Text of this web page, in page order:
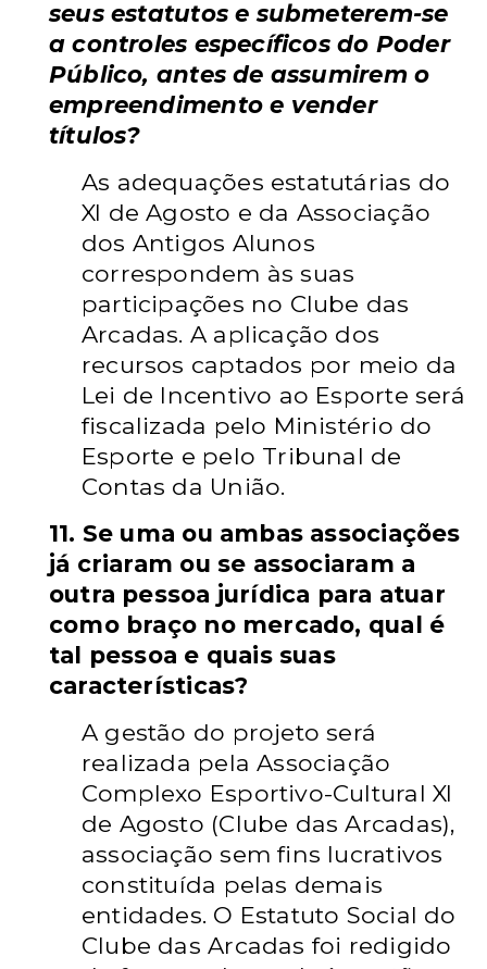
seus estatutos e submeterem-se
a controles específicos do Poder
Público, antes de assumirem o
empreendimento e vender
títulos?
As adequações estatutárias do
XI de Agosto e da Associação
dos Antigos Alunos
correspondem às suas
participações no Clube das
Arcadas. A aplicação dos
recursos captados por meio da
Lei de Incentivo ao Esporte será
fiscalizada pelo Ministério do
Esporte e pelo Tribunal de
Contas da União.
11. Se uma ou ambas associações
já criaram ou se associaram a
outra pessoa jurídica para atuar
como braço no mercado, qual é
tal pessoa e quais suas
características?
A gestão do projeto será
realizada pela Associação
Complexo Esportivo-Cultural XI
de Agosto (Clube das Arcadas),
associação sem fins lucrativos
constituída pelas demais
entidades. O Estatuto Social do
Clube das Arcadas foi redigido